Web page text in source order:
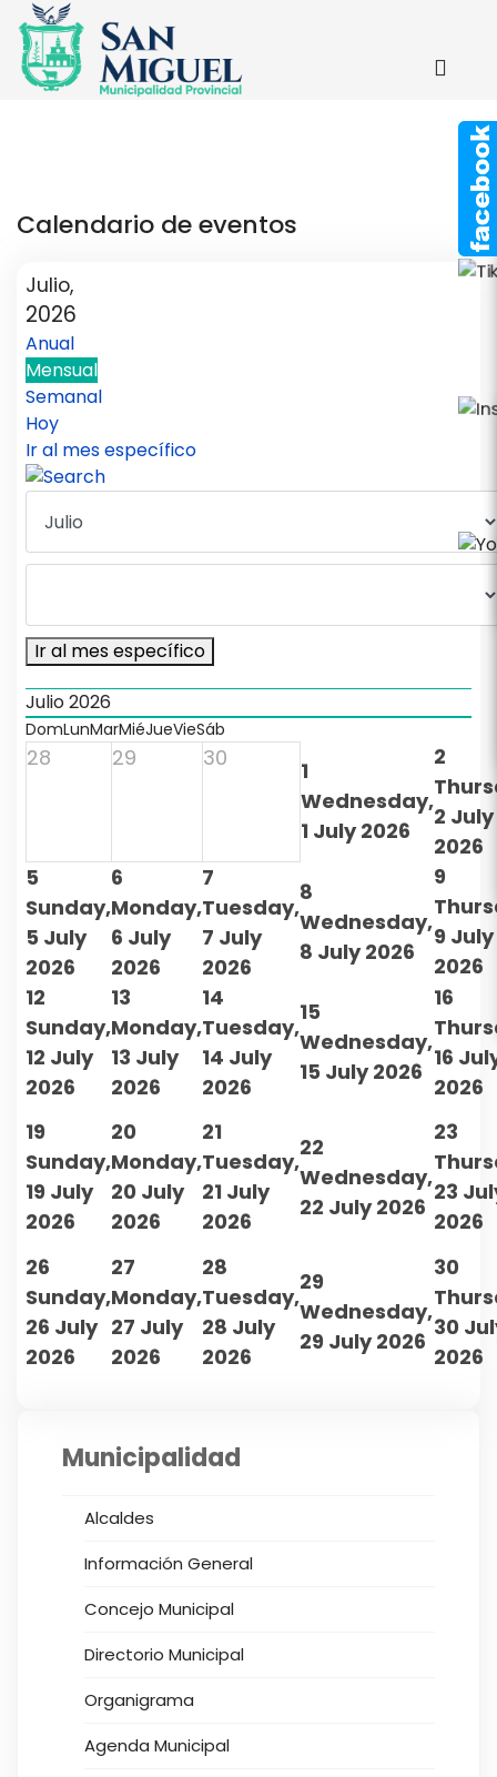
Calendario de eventos
Julio,
2026
Anual
Mensual
Semanal
Hoy
Ir al mes específico
Ir al mes específico
Julio 2026
DomLunMarMiéJueVieSáb
28 29 30
1
Wednesday,
1 July 2026
2
2 July
2026
5
Sunday,
5 July
2026
6
Monday,
6 July
2026
7
Tuesday,
7 July
2026
8
Wednesday,
8 July 2026
9
9 July
2026
12
Sunday,
12 July
2026
13
Monday,
13 July
2026
14
Tuesday,
14 July
2026
15
Wednesday,
15 July 2026
16
16
2026
19
Sunday,
19 July
2026
20
Monday,
20 July
2026
21
Tuesday,
21 July
2026
22
Wednesday,
22 July 2026
23
23
2026
26
Sunday,
26 July
2026
27
Monday,
27 July
2026
28
Tuesday,
28 July
2026
29
Wednesday,
29 July 2026
30
30
2026
Municipalidad
Alcaldes
Información General
Concejo Municipal
Directorio Municipal
Organigrama
Agenda Municipal